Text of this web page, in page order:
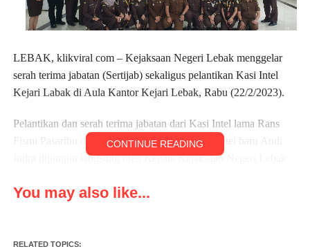
LEBAK, klikviral com – Kejaksaan Negeri Lebak menggelar
serah terima jabatan (Sertijab) sekaligus pelantikan Kasi Intel
Kejari Labak di Aula Kantor Kejari Lebak, Rabu (22/2/2023).
Pelantikan dan serah terima jabatan dari Kasi Intel lama Rans
Fismi Pasaribu diserah terimakan kepada Kasi Intel baru Andi
Indra dipimpin langsung oleh Kepala Kejaksaan Negeri Lebak
yang dapat melaksanakan tugasnya dengan baik.
CONTINUE READING
You may also like...
RELATED TOPICS: